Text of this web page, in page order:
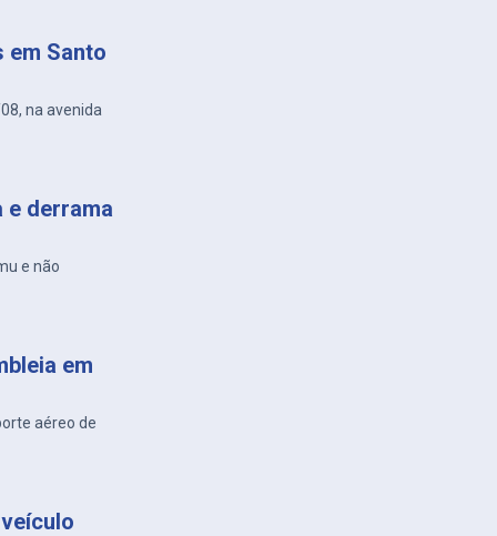
em Santo
na avenida
e derrama
e não
em
aéreo de